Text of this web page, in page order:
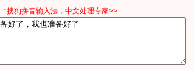
*搜狗拼音输入法，中文处理专家>>